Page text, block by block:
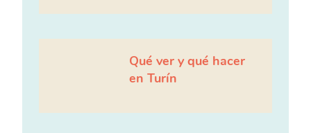
Qué ver y qué hacer
en Turín